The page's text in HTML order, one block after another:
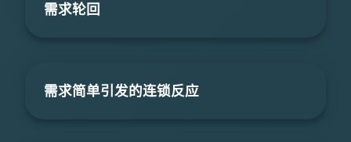
需求轮回
需求简单引发的连锁反应